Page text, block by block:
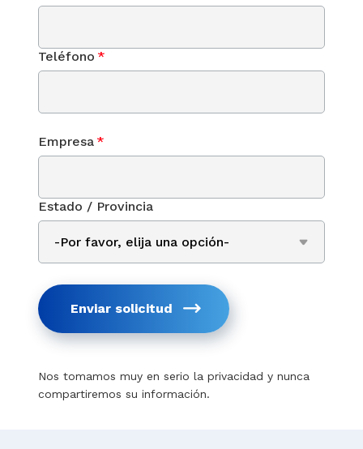
Teléfono *
Empresa *
Estado / Provincia
Enviar solicitud
Nos tomamos muy en serio la privacidad y nunca
compartiremos su información.